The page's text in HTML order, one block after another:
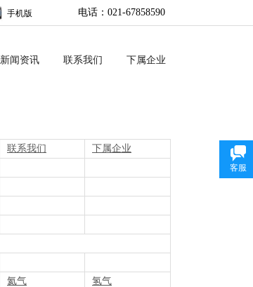
电话：021-67858590
No menu!
手机版
新闻资讯 联系我们 下属企业
联系我们
下属企业
氦气
氢气
客服